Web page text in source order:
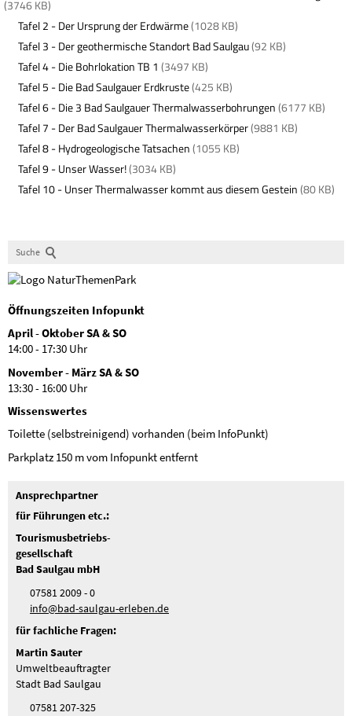
(3746 KB)
Tafel 2 - Der Ursprung der Erdwärme(1028 KB)
Tafel 3 - Der geothermische Standort Bad Saulgau(92 KB)
Tafel 4 - Die Bohrlokation TB 1 (3497 KB)
Tafel 5 - Die Bad Saulgauer Erdkruste(425 KB)
Tafel 6 - Die 3 Bad Saulgauer Thermalwasserbohrungen(6177 KB)
Tafel 7 - Der Bad Saulgauer Thermalwasserkörper(9881 KB)
Tafel 8 - Hydrogeologische Tatsachen(1055 KB)
Tafel 9 - Unser Wasser!(3034 KB)
Tafel 10 - Unser Thermalwasser kommt aus diesem Gestein(80 KB)
Suche
Öffnungszeiten Infopunkt
April - Oktober SA & SO
14:00 - 17:30 Uhr
November - März SA & SO
13:30 - 16:00 Uhr
Wissenswertes
Toilette (selbstreinigend) vorhanden (beim InfoPunkt)
Parkplatz 150 m vom Infopunkt entfernt
Ansprechpartner
für Führungen etc.:
Tourismusbetriebs-
gesellschaft
Bad Saulgau mbH
07581 2009 - 0
nf
b d-s lg - rl b n d
für fachliche Fragen:
Martin Sauter
Umweltbeauftragter
Stadt Bad Saulgau
07581 207-325